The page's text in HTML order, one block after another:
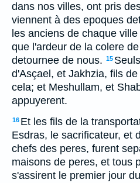
dans nos villes, ont pris
viennent à des epoques
les anciens de chaque
que l'ardeur de la colere
detournee de nous. 15
d'Asçael, et Jakhzia, fils
cela; et Meshullam, et
appuyerent.
16 Et les fils de la
Esdras, le sacrificateur, et
chefs des peres, furent
maisons de peres, et tous
s'assirent le premier jour